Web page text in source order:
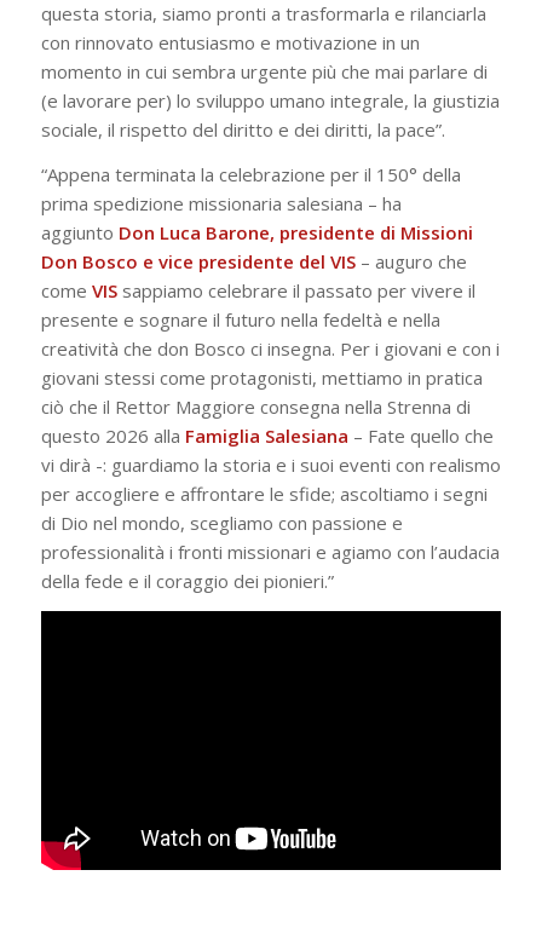
questa storia, siamo pronti a trasformarla e rilanciarla
con rinnovato entusiasmo e motivazione in un
momento in cui sembra urgente più che mai parlare di
(e lavorare per) lo sviluppo umano integrale, la giustizia
sociale, il rispetto del diritto e dei diritti, la pace”.
“Appena terminata la celebrazione per il 150° della
prima spedizione missionaria salesiana – ha
aggiunto Don Luca Barone, presidente di Missioni
Don Bosco e vice presidente del VIS– auguro che
come VISsappiamo celebrare il passato per vivere il
presente e sognare il futuro nella fedeltà e nella
creatività che don Bosco ci insegna. Per i giovani e con i
giovani stessi come protagonisti, mettiamo in pratica
ciò che il Rettor Maggiore consegna nella Strenna di
questo 2026 alla Famiglia Salesiana – Fate quello che
vi dirà -: guardiamo la storia e i suoi eventi con realismo
per accogliere e affrontare le sfide; ascoltiamo i segni
di Dio nel mondo, scegliamo con passione e
professionalità i fronti missionari e agiamo con l’audacia
della fede e il coraggio dei pionieri.”